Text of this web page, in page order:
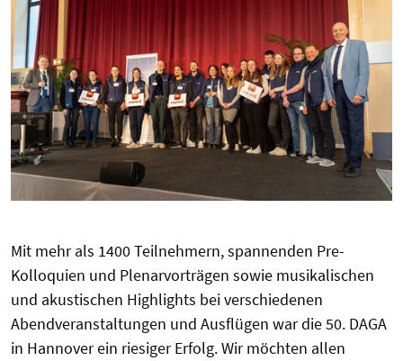
Mit mehr als 1400 Teilnehmern, spannenden Pre-
Kolloquien und Plenarvorträgen sowie musikalischen
und akustischen Highlights bei verschiedenen
Abendveranstaltungen und Ausflügen war die 50. DAGA
in Hannover ein riesiger Erfolg. Wir möchten allen